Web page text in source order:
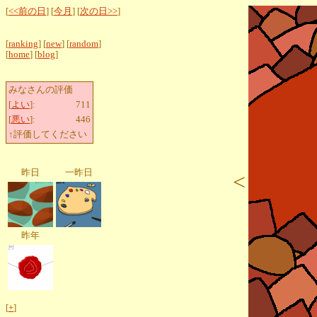
[<<前の日 ] [今月 ] [次の日>>]
[ranking] [new] [random]
[home] [blog]
みなさんの評価
[よい]:
711
[悪い]:
446
↑評価してください
昨日 一昨日
昨年
[+]
<